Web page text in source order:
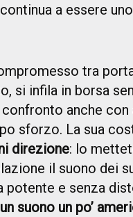
a essere
tra
si infila in borsa
anche con
sforzo. La sua
direzione: lo
il suono dei
potente e senza
suono un po’